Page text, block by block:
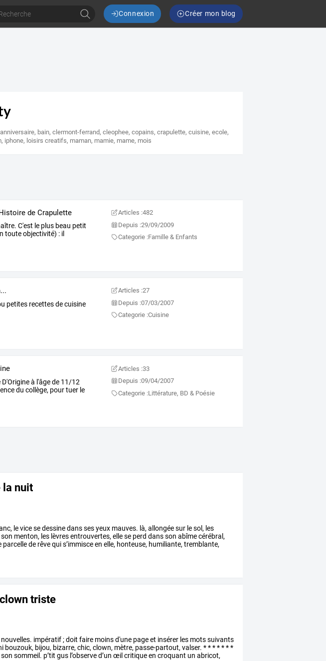
Connexion Créer mon blog
anniversaire, bain,clermont-ferrand,cleophee,copains,crapulette,cuisine,ecole,
, iphone, loisirs creatifs, maman, mamie, mame, mois
de Crapulette
C'est leplusbeau petit
touteobjectivité) :il
Articles :482
Depuis :29/09/2009
Categorie :Famille & Enfants
petites recettes de cuisine
Articles :27
Depuis :07/03/2007
Categorie :Cuisine
D'Origineà l'âgede11/12
du collège, pourtuerle
Articles :33
Depuis :09/04/2007
Categorie :Littérature, BD & Poésie
la nuit
levicesedessinedanssesyeux mauves. là, allongéesur lesol, les
son menton, les lèvresentrouvertes, ellese perd dansson abîmecérébral,
parcellede rêvequis’immisceen elle, honteuse, humiliante, tremblante,
triste
nouvelles. impératif;doit faire moinsd'une pageet insérer les motssuivants
bouzouk, bijou, bizarre,chic,clown, mètre, passe-partout,valser. *******
son sommeil. p’tit gus l’observed’un œil critiqueen croquant un abricot,